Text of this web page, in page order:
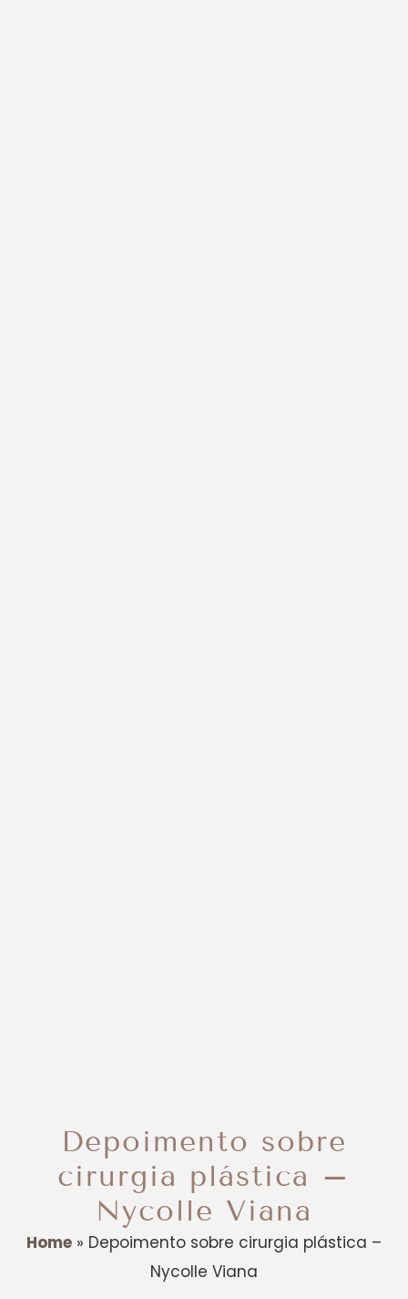
Depoimento sobre
cirurgia plástica –
Nycolle Viana
Home » Depoimento sobre cirurgia plástica –
Nycolle Viana